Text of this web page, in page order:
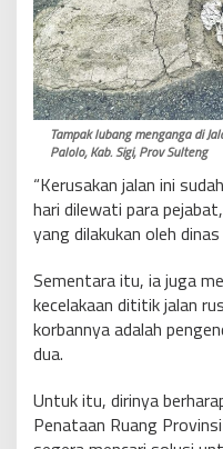
Tampak lubang menganga di
Palolo, Kab. Sigi, Prov Sulteng
“Kerusakan jalan ini
hari dilewati para
yang dilakukan oleh
Sementara itu, ia juga
kecelakaan dititik jalan
korbannya adalah
dua.
Untuk itu, dirinya
Penataan Ruang